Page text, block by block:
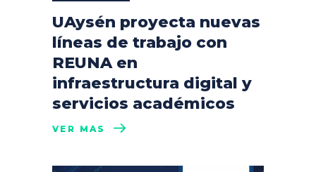
UAysén proyecta nuevas
líneas de trabajo con
REUNA en
infraestructura digital y
servicios académicos
VER MÁS